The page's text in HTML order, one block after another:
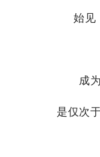
始见
成
是仅次